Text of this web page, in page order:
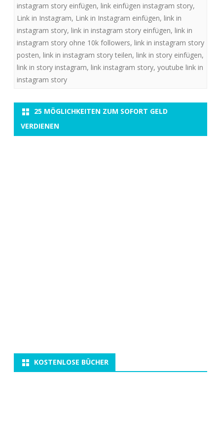
instagram story einfügen, link einfügen instagram story,
Link in Instagram, Link in Instagram einfügen, link in
instagram story, link in instagram story einfügen, link in
instagram story ohne 10k followers, link in instagram story
posten, link in instagram story teilen, link in story einfügen,
link in story instagram, link instagram story, youtube link in
instagram story
25 MÖGLICHKEITEN ZUM SOFORT GELD
VERDIENEN
KOSTENLOSE BÜCHER